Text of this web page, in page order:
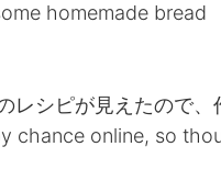
homemade bread
レシピが見えたので、
chance online, so